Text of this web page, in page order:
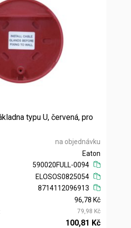
typu U, červená, pro
na objednávku
Eaton
590020FULL-0094
ELOSOS0825054
8714112096913
96,78 Kč
79,98 Kč
100,81 Kč